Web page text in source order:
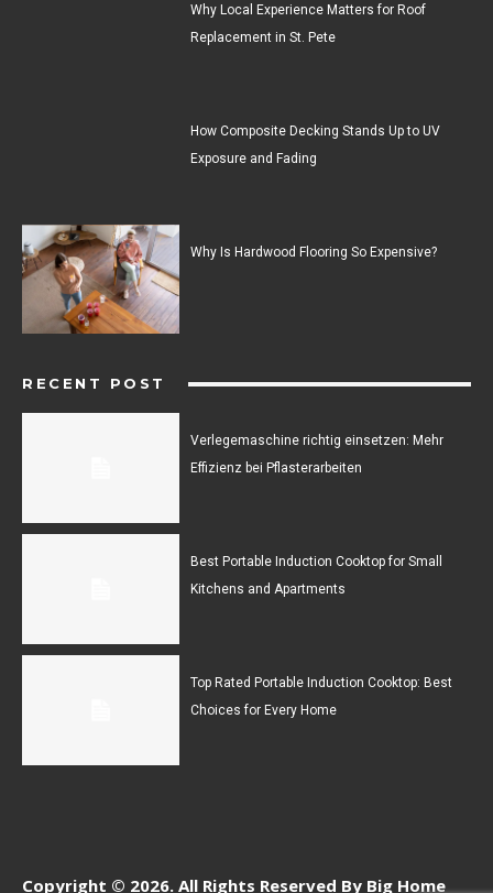
Why Local Experience Matters for Roof
Replacement in St. Pete
How Composite Decking Stands Up to UV
Exposure and Fading
Why Is Hardwood Flooring So Expensive?
RECENT POST
Verlegemaschine richtig einsetzen: Mehr
Effizienz bei Pflasterarbeiten
Best Portable Induction Cooktop for Small
Kitchens and Apartments
Top Rated Portable Induction Cooktop: Best
Choices for Every Home
Copyright © 2026. All Rights Reserved By Big Home